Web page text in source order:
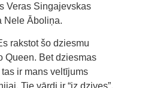
Veras Singajevskas
Nele Āboliņa.
rakstot šo dziesmu
Queen. Bet dziesmas
ir mans veltījums
Tie vārdi ir “iz dzives”.